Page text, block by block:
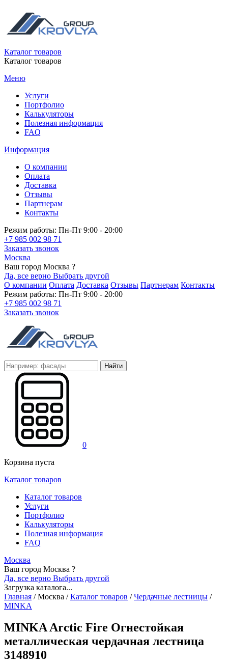
Каталог товаров
Каталог товаров
Меню
Услуги
Портфолио
Калькуляторы
Полезная информация
FAQ
Информация
О компании
Оплата
Доставка
Отзывы
Партнерам
Контакты
Режим работы: Пн-Пт 9:00 - 20:00
+7 985 002 98 71
Заказать звонок
Москва
Ваш город Москва ?
Да, все верно Выбрать другой
О компании Оплата Доставка Отзывы Партнерам Контакты
Режим работы: Пн-Пт 9:00 - 20:00
+7 985 002 98 71
Заказать звонок
Найти
0
Корзина пуста
Каталог товаров
Каталог товаров
Услуги
Портфолио
Калькуляторы
Полезная информация
FAQ
Москва
Ваш город Москва ?
Да, все верно Выбрать другой
Загрузка каталога...
Главная /Москва / Каталог товаров / Чердачные лестницы /
MINKA
MINKA Arctic Fire Огнестойкая
металлическая чердачная лестница
3148910